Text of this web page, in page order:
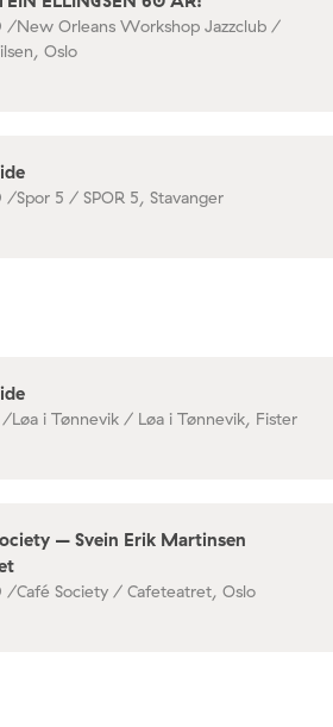
/New Orleans Workshop Jazzclub /
Oslo
/Spor 5 / SPOR 5, Stavanger
/Løa i Tønnevik / Løa i Tønnevik, Fister
– Svein Erik Martinsen
/Café Society / Cafeteatret, Oslo